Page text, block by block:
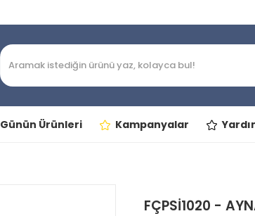
Günün Ürünleri Kampanyalar
FÇPSİ1020 -